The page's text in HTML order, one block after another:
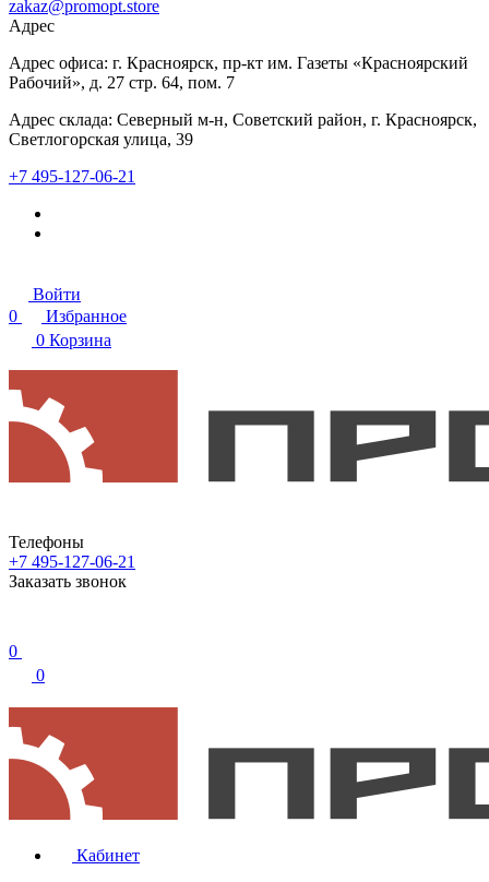
zakaz@promopt.store
Адрес
Адрес офиса: г. Красноярск, пр-кт им. Газеты «Красноярский
Рабочий», д. 27 стр. 64, пом. 7
Адрес склада: Северный м-н, Советский район, г. Красноярск,
Светлогорская улица, 39
+7 495-127-06-21
Войти
0
Избранное
0 Корзина
Телефоны
+7 495-127-06-21
Заказать звонок
0
0
Кабинет